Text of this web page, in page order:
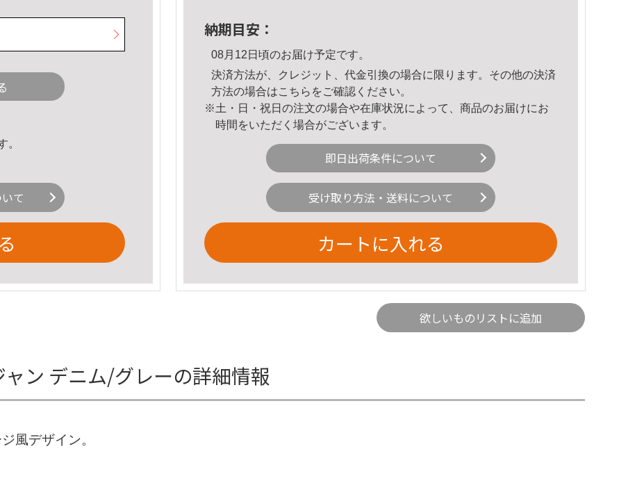
。
て
納期目安：
08月12日頃のお届け予定です。
決済方法が、クレジット、代金引換の場合に限ります。その他の決済
方法の場合はこちら をご確認ください。
※土・日・祝日の注文の場合や在庫状況によって、商品のお届けにお
時間をいただく場合がございます。
即日出荷条件について
受け取り方法・送料について
カートに入れる
欲しいものリストに追加
ャン デニム/グレーの詳細情報
風デザイン。